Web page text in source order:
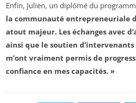
Enfin, Julien, un diplômé du
la communauté entrepreneuriale
atout majeur. Les échanges avec
ainsi que le soutien
m’ont vraiment permis de
confiance en mes capacités. »